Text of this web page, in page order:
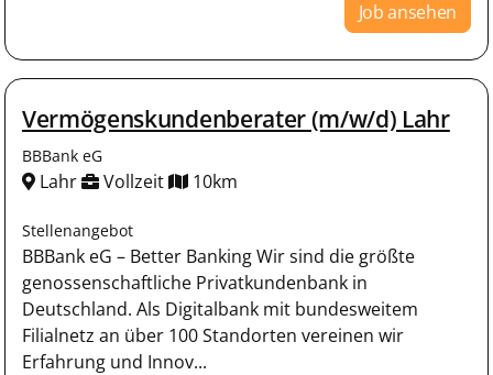
Job ansehen
Vermögenskundenberater (m/w/d) Lahr
BBBank eG
Lahr Vollzeit 10km
Stellenangebot
BBBank eG – Better Banking Wir sind die größte
genossenschaftliche Privatkundenbank in
Deutschland. Als Digitalbank mit bundesweitem
Filialnetz an über 100 Standorten vereinen wir
Erfahrung und Innov...